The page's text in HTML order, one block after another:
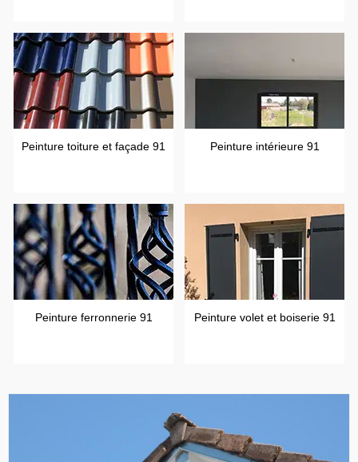
Peinture toiture et façade 91 Peinture intérieure 91
Peinture ferronnerie 91 Peinture volet et boiserie 91